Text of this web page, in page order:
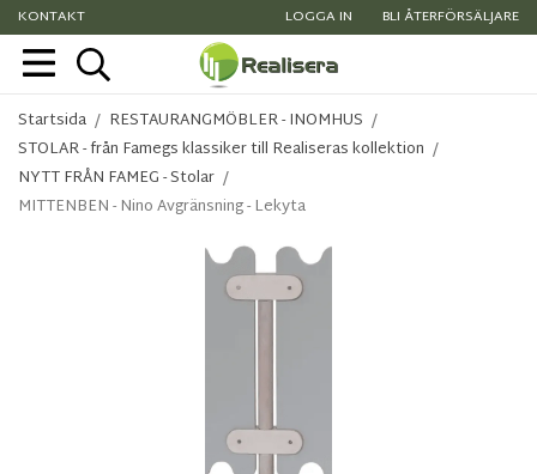
KONTAKT LOGGA IN BLI ÅTERFÖRSÄLJARE
Startsida / RESTAURANGMÖBLER - INOMHUS /
STOLAR - från Famegs klassiker till Realiseras kollektion /
NYTT FRÅN FAMEG - Stolar /
MITTENBEN - Nino Avgränsning - Lekyta